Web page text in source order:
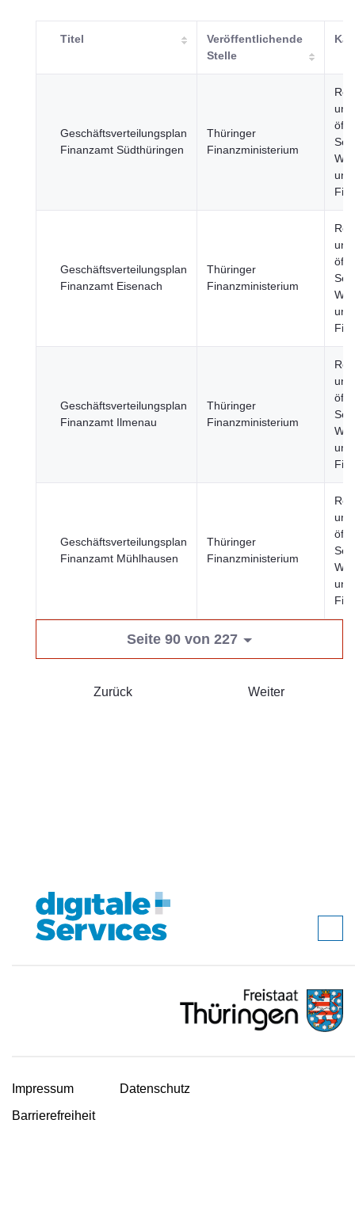
Titel
Veröffentlichende
Stelle
Geschäftsverteilungsplan
Finanzamt Südthüringen
Thüringer
Finanzministerium
und
und
Geschäftsverteilungsplan
Finanzamt Eisenach
Thüringer
Finanzministerium
und
und
Geschäftsverteilungsplan
Finanzamt Ilmenau
Thüringer
Finanzministerium
und
und
Geschäftsverteilungsplan
Finanzamt Mühlhausen
Thüringer
Finanzministerium
und
und
Seite 90 von 227
Zurück Weiter
Impressum
Datenschutz
Barrierefreiheit